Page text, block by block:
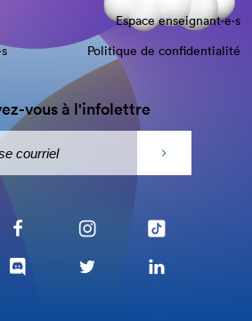
Espace enseignant·e⋅s
Politique de confidentialité
vous à l'infolettre